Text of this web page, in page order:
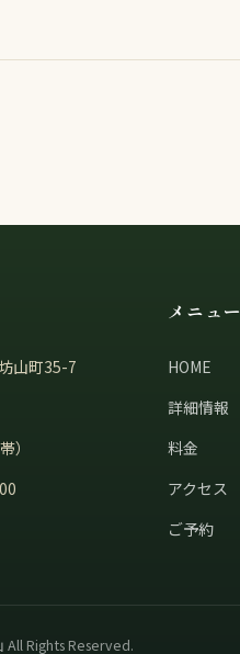
山町35-7
）
メニュー
HOME
詳細情報
料金
アクセス
ご予約
Rights Reserved.